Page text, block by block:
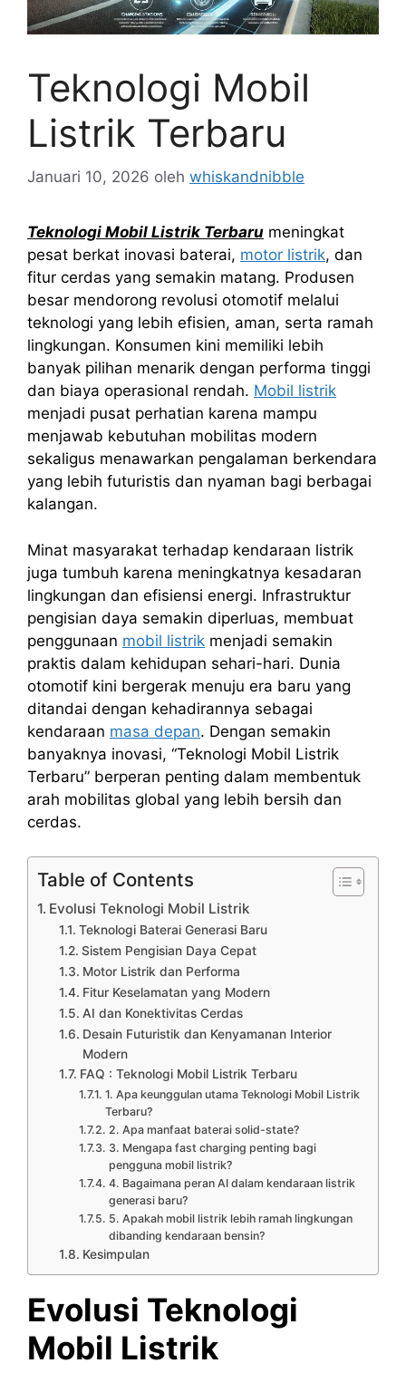
Teknologi Mobil
Listrik Terbaru
Januari 10, 2026 oleh whiskandnibble
Teknologi Mobil Listrik Terbaru meningkat
pesat berkat inovasi baterai, motor listrik, dan
fitur cerdas yang semakin matang. Produsen
besar mendorong revolusi otomotif melalui
teknologi yang lebih efisien, aman, serta ramah
lingkungan. Konsumen kini memiliki lebih
banyak pilihan menarik dengan performa tinggi
dan biaya operasional rendah. Mobil listrik
menjadi pusat perhatian karena mampu
menjawab kebutuhan mobilitas modern
sekaligus menawarkan pengalaman berkendara
yang lebih futuristis dan nyaman bagi berbagai
kalangan.
Minat masyarakat terhadap kendaraan listrik
juga tumbuh karena meningkatnya kesadaran
lingkungan dan efisiensi energi. Infrastruktur
pengisian daya semakin diperluas, membuat
penggunaan mobil listrik menjadi semakin
praktis dalam kehidupan sehari-hari. Dunia
otomotif kini bergerak menuju era baru yang
ditandai dengan kehadirannya sebagai
kendaraan masa depan. Dengan semakin
banyaknya inovasi, “Teknologi Mobil Listrik
Terbaru” berperan penting dalam membentuk
arah mobilitas global yang lebih bersih dan
cerdas.
Table of Contents
Evolusi Teknologi Mobil Listrik
Teknologi Baterai Generasi Baru
Sistem Pengisian Daya Cepat
Motor Listrik dan Performa
Fitur Keselamatan yang Modern
AI dan Konektivitas Cerdas
Desain Futuristik dan Kenyamanan Interior
Modern
FAQ : Teknologi Mobil Listrik Terbaru
1. Apa keunggulan utama Teknologi Mobil Listrik
Terbaru?
2. Apa manfaat baterai solid-state?
3. Mengapa fast charging penting bagi
pengguna mobil listrik?
4. Bagaimana peran AI dalam kendaraan listrik
generasi baru?
5. Apakah mobil listrik lebih ramah lingkungan
dibanding kendaraan bensin?
Kesimpulan
Evolusi Teknologi
Mobil Listrik